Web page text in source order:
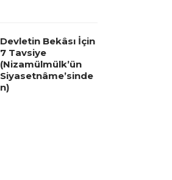
Devletin Bekâsı İçin
7 Tavsiye
(Nizamülmülk’ün
Siyasetnâme’sinde
n)